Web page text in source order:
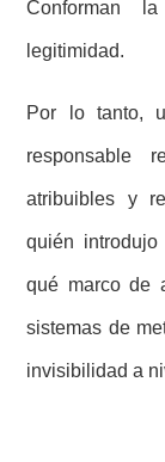
Conforman
legitimidad.
Por lo tanto,
responsable
atribuibles y
quién
qué marco de
sistemas de
invisibilidad a